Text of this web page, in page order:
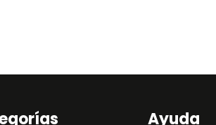
Ayuda